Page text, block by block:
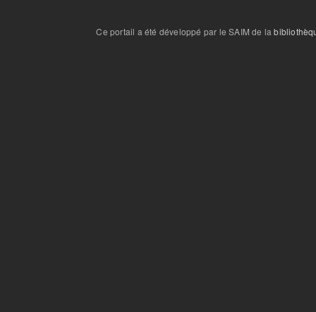
Ce portail a été développé par le SAIM de la